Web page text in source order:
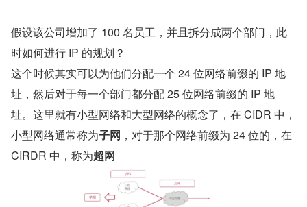
假设该公司增加了 100 名员工，并且拆分成两个部门，此
时如何进行 IP 的规划？
这个时候其实可以为他们分配一个 24 位网络前缀的 IP 地
址，然后对于每一个部门都分配 25 位网络前缀的 IP 地
址。这里就有小型网络和大型网络的概念了，在 CIDR 中，
小型网络通常称为子网 ，对于那个网络前缀为 24 位的，在
CIRDR 中，称为超网